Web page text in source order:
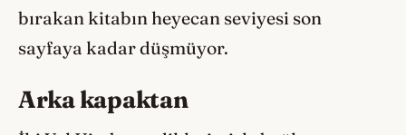
bırakan kitabın heyecan seviyesi son
sayfaya kadar düşmüyor.
Arka kapaktan